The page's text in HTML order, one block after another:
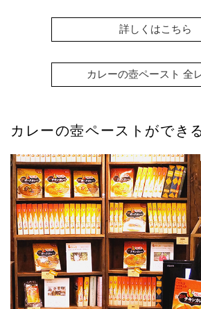
詳しくはこちら
カレーの壺ペースト 全
カレーの壺ペーストができ